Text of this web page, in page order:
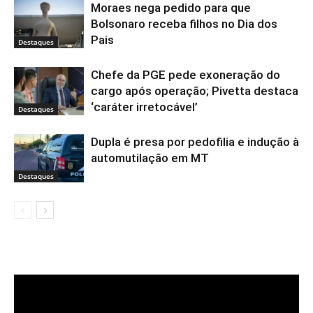
Destaques
Moraes nega pedido para que
Bolsonaro receba filhos no Dia dos
Pais
Destaques
Chefe da PGE pede exoneração do
cargo após operação; Pivetta destaca
‘caráter irretocável’
Destaques
Dupla é presa por pedofilia e indução à
automutilação em MT